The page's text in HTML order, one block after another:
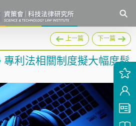
上一篇 下一篇
專利法相關制度擬大幅度鬆